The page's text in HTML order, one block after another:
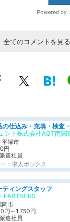
全てのコメントを見る
平塚市
円
遣社員
：求人ボックス
ティングスタッフ
PARTNERS
岡市
円～1,750円
遣社員